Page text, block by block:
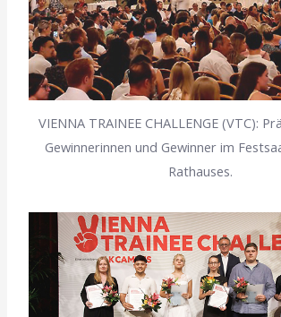
VIENNA TRAINEE CHALLENGE (VTC):
Gewinnerinnen und Gewinner im
Rathauses.